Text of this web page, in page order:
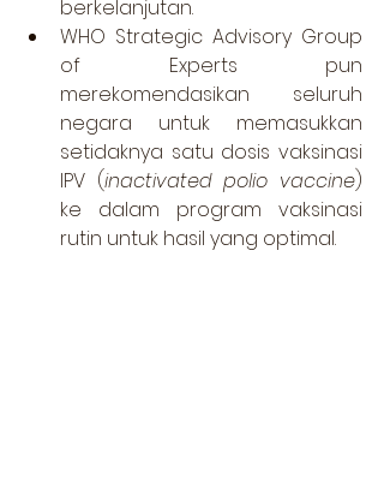
berkelanjutan.
WHO Strategic Advisory Group
of Experts pun
merekomendasikan seluruh
negara untuk memasukkan
setidaknya satu dosis vaksinasi
IPV (inactivated polio vaccine)
ke dalam program vaksinasi
rutin untuk hasil yang optimal.